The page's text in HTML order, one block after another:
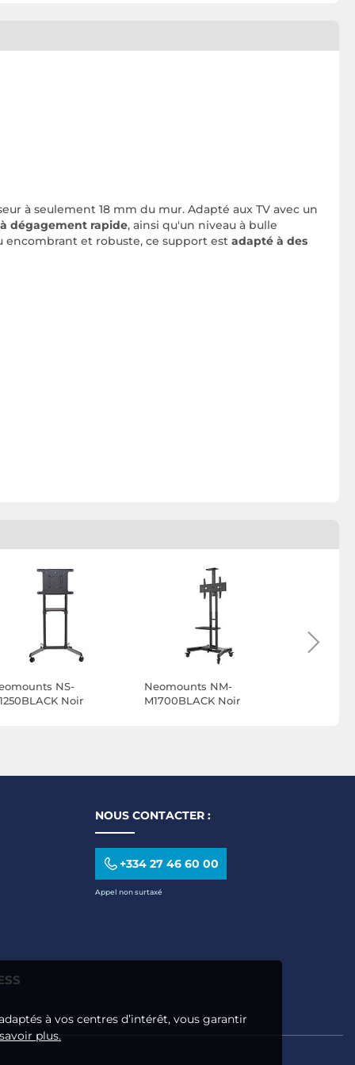
à seulement 18 mm du mur. Adapté aux TV avec un
dégagement rapide, ainsi qu'un niveau à bulle
et robuste, ce support est adapté à des
NS-
Noir
Neomounts NM-
M1700BLACK Noir
NOUS CONTACTER :
+334 27 46 60 00
Appel non surtaxé
à vos centres d’intérêt, vous garantir
plus.